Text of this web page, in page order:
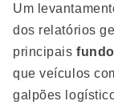
Um
dos relatórios
principais
que veículos
galpões